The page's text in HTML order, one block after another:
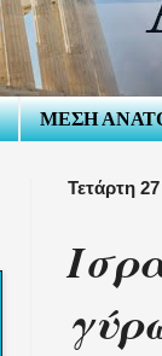
ΜΕΣΗ
Τετάρτη